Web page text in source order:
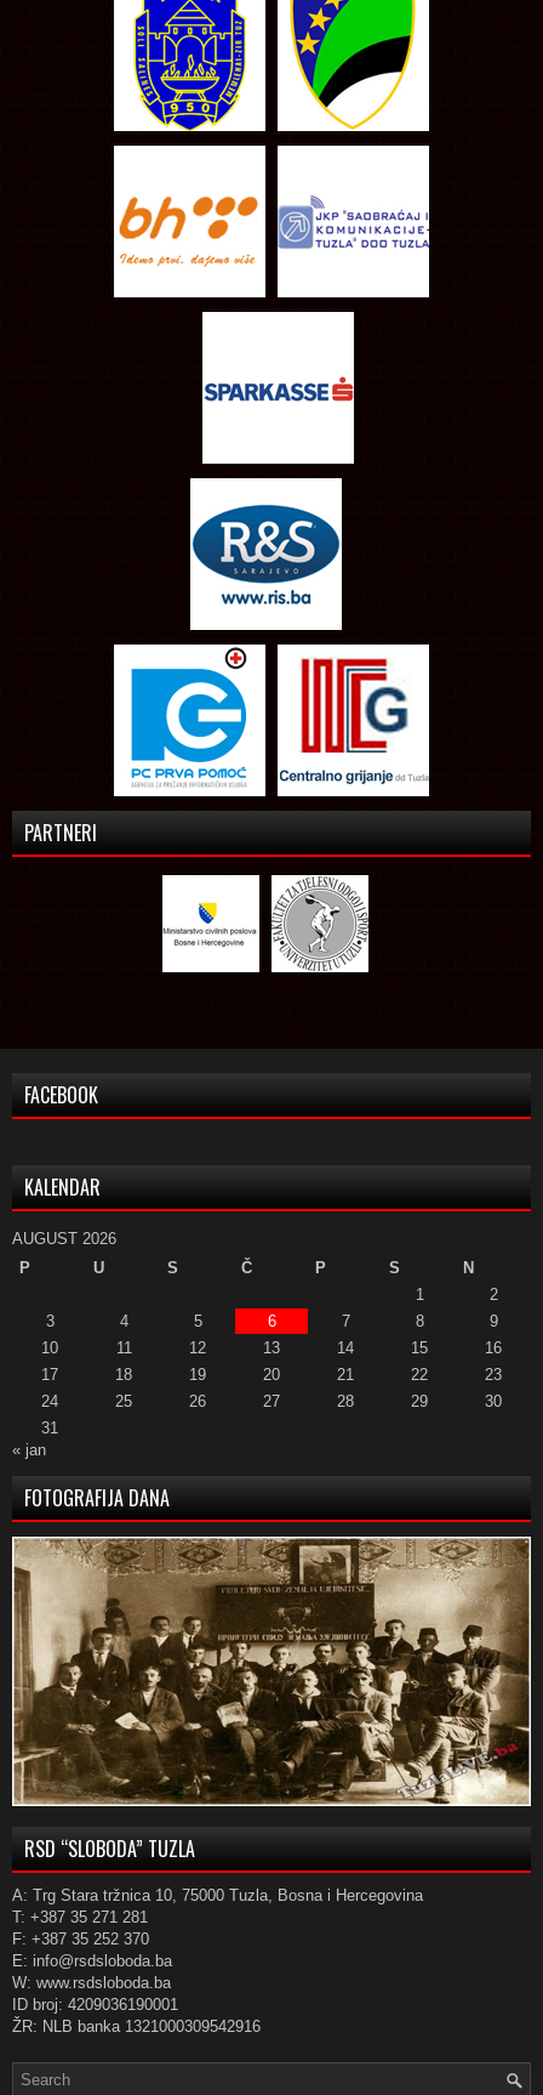
PARTNERI
FACEBOOK
KALENDAR
AUGUST 2026
P
U S Č P S
N
1
2
3
4 5 6 7 8
9
10
11 12 13 14 15
16
17
18 19 20 21 22
23
24
25 26 27 28 29
30
31
« jan
FOTOGRAFIJA DANA
RSD “SLOBODA” TUZLA
A: Trg Stara tržnica 10, 75000 Tuzla, Bosna i Hercegovina
T: +387 35 271 281
F: +387 35 252 370
E: info@rsdsloboda.ba
W: www.rsdsloboda.ba
ID broj: 4209036190001
ŽR: NLB banka 1321000309542916